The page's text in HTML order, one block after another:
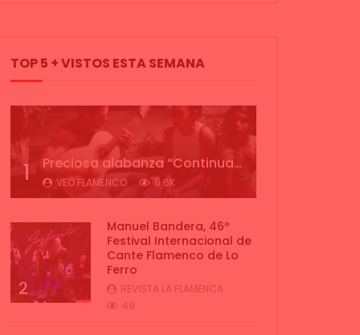
TOP 5 + VISTOS ESTA SEMANA
1 Preciosa alabanza “Continua” cantada por ALBA CORTES acompañada de IVAN a la guitarra | VEOFLAMENCO
VEO FLAMENCO 8.6K
2
Manuel Bandera, 46º
Festival Internacional de
Cante Flamenco de Lo
Ferro
REVISTA LA FLAMENCA
49